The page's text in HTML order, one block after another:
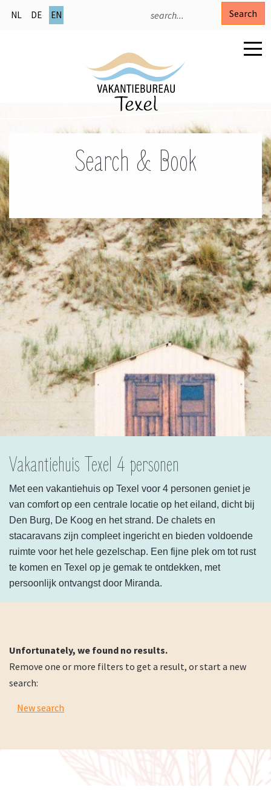
NL DE EN Search
Search & Book
Vakantiehuis Texel 4 personen
Met een vakantiehuis op Texel voor 4 personen geniet je
van comfort op een centrale locatie op het eiland, dicht bij
Den Burg, De Koog en het strand. De chalets en
stacaravans zijn compleet ingericht en bieden voldoende
ruimte voor het hele gezelschap. Een fijne plek om tot rust
te komen en Texel op je gemak te ontdekken, met
persoonlijk ontvangst door Miranda.
Unfortunately, we found no results.
Remove one or more filters to get a result, or start a new
search:
New search